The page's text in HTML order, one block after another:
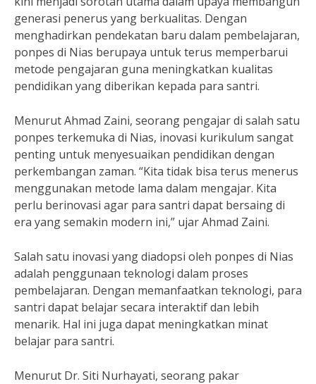
generasi penerus yang berkualitas. Dengan
menghadirkan pendekatan baru dalam pembelajaran,
ponpes di Nias berupaya untuk terus memperbarui
metode pengajaran guna meningkatkan kualitas
pendidikan yang diberikan kepada para santri.
Menurut Ahmad Zaini, seorang pengajar di salah satu
ponpes terkemuka di Nias, inovasi kurikulum sangat
penting untuk menyesuaikan pendidikan dengan
perkembangan zaman. “Kita tidak bisa terus menerus
menggunakan metode lama dalam mengajar. Kita
perlu berinovasi agar para santri dapat bersaing di
era yang semakin modern ini,” ujar Ahmad Zaini.
Salah satu inovasi yang diadopsi oleh ponpes di Nias
adalah penggunaan teknologi dalam proses
pembelajaran. Dengan memanfaatkan teknologi, para
santri dapat belajar secara interaktif dan lebih
menarik. Hal ini juga dapat meningkatkan minat
belajar para santri.
Menurut Dr. Siti Nurhayati, seorang pakar